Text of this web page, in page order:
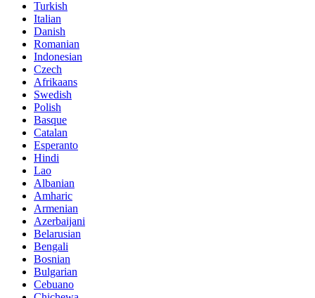
Turkish
Italian
Danish
Romanian
Indonesian
Czech
Afrikaans
Swedish
Polish
Basque
Catalan
Esperanto
Hindi
Lao
Albanian
Amharic
Armenian
Azerbaijani
Belarusian
Bengali
Bosnian
Bulgarian
Cebuano